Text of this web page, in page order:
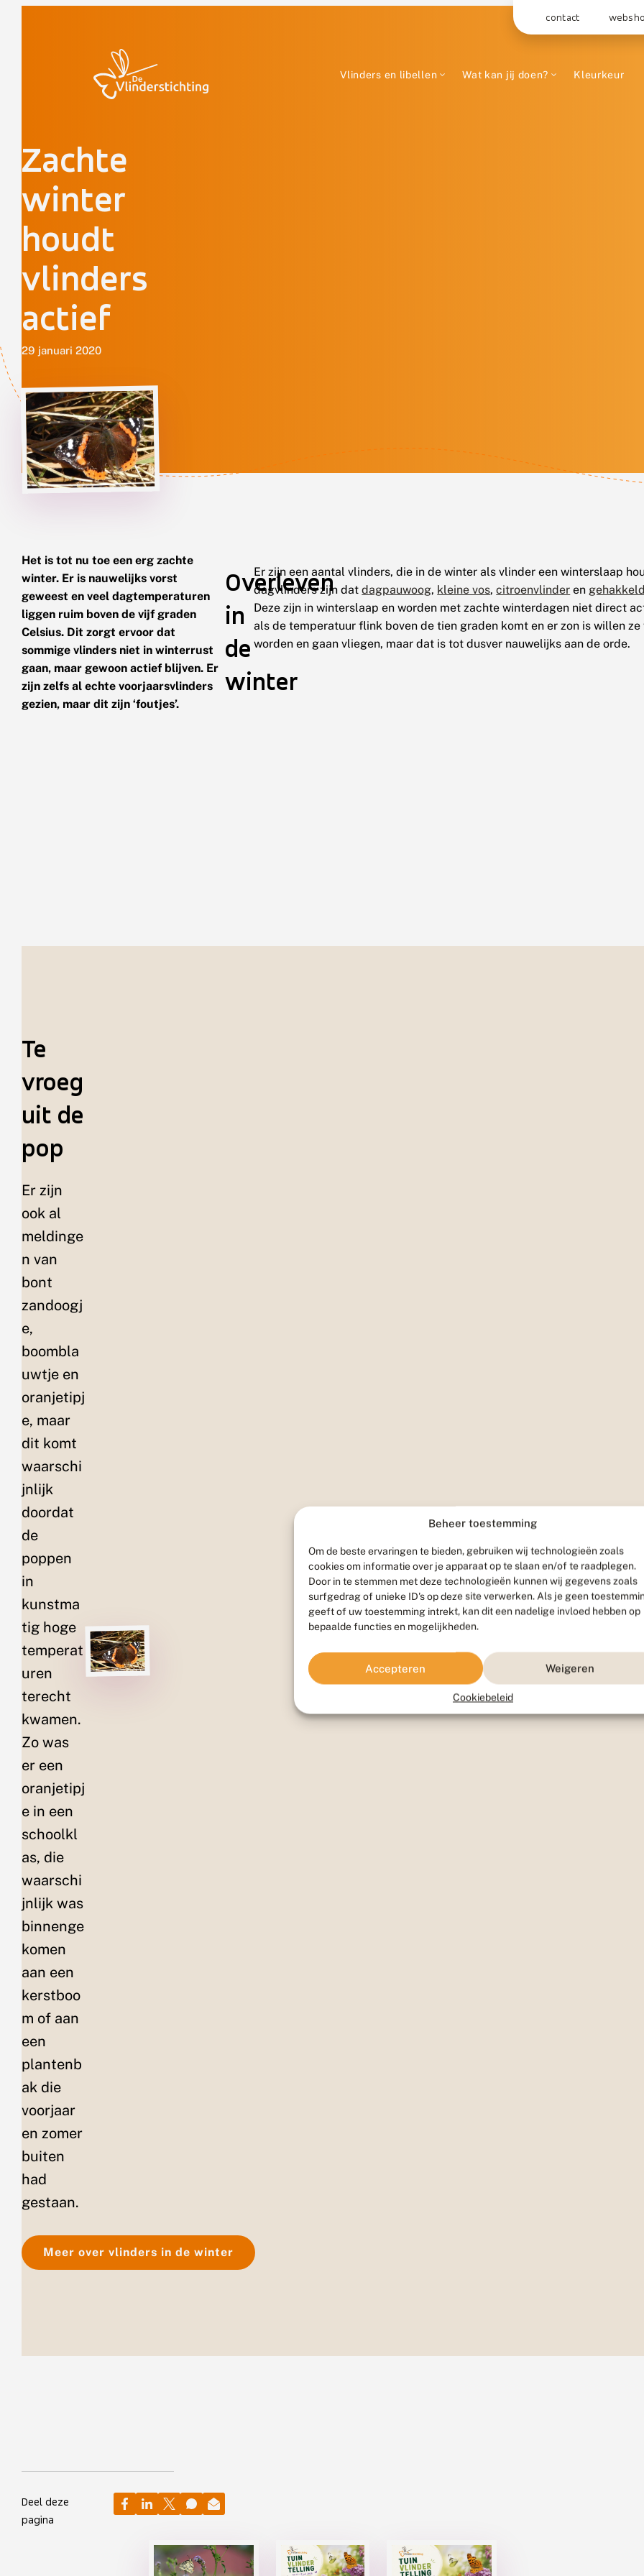
Beheer toestemming
Om de beste ervaringen te bieden, gebruiken wij technologieën zoals
cookies om informatie over je apparaat op te slaan en/of te raadplegen.
Door in te stemmen met deze technologieën kunnen wij gegevens zoals
surfgedrag of unieke ID's op deze site verwerken. Als je geen
geeft of uw toestemming intrekt, kan dit een nadelige invloed hebben op
bepaalde functies en mogelijkheden.
Accepteren Weigeren
Cookiebeleid
contact
Vlinders en libellen Wat kan jij doen? Kleurkeur
Zachte
winter
houdt
vlinders
actief
29 januari 2020
Het is tot nu toe een erg zachte
winter. Er is nauwelijks vorst
geweest en veel dagtemperaturen
liggen ruim boven de vijf graden
Celsius. Dit zorgt ervoor dat
sommige vlinders niet in winterrust
gaan, maar gewoon actief blijven. Er
zijn zelfs al echte voorjaarsvlinders
gezien, maar dit zijn ‘foutjes’.
Overleven
in
de
winter
Er zijn een aantal vlinders, die in de winter als vlinder een winterslaap
dagvlinders zijn datdagpauwoog, kleine vos,citroenvlinder en
Deze zijn in winterslaap en worden met zachte winterdagen niet direct
als de temperatuur flink boven de tien graden komt en er zon is willen
worden en gaan vliegen, maar dat is tot dusver nauwelijks aan de orde.
Te
vroeg
uit de
pop
Er zijn
ook al
meldinge
n van
bont
zandoogj
e,
boombla
uwtje en
oranjetipj
e, maar
dit komt
waarschi
jnlijk
doordat
de
poppen
in
kunstma
tig hoge
temperat
uren
terecht
kwamen.
Zo was
er een
oranjetipj
e in een
schoolkl
as, die
waarschi
jnlijk was
binnenge
komen
aan een
kerstboo
m of aan
een
plantenb
ak die
voorjaar
en zomer
buiten
had
gestaan.
Meer over vlinders in de winter
Deel deze
pagina